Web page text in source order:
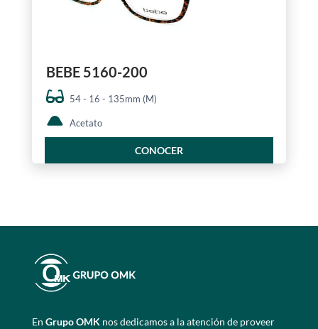
BEBE 5160-200
54 - 16 - 135mm (M)
Acetato
CONOCER
En Grupo OMKnos dedicamos a la atención de proveer